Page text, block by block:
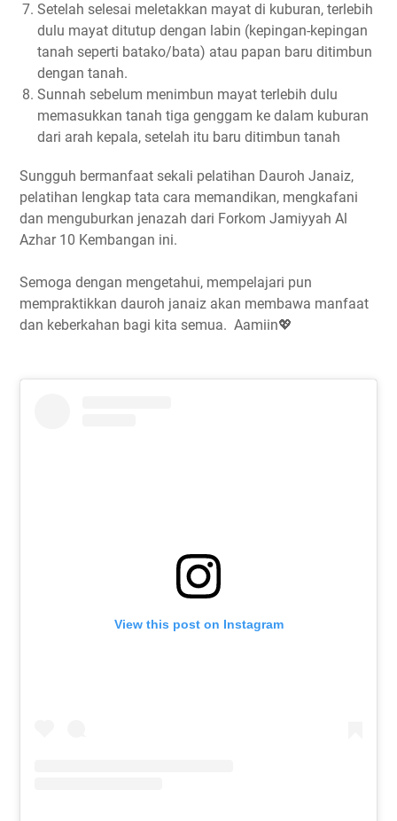
Setelah selesai meletakkan mayat di kuburan, terlebih
dulu mayat ditutup dengan labin (kepingan-kepingan
tanah seperti batako/bata) atau papan baru ditimbun
dengan tanah.
Sunnah sebelum menimbun mayat terlebih dulu
memasukkan tanah tiga genggam ke dalam kuburan
dari arah kepala, setelah itu baru ditimbun tanah
Sungguh bermanfaat sekali pelatihan Dauroh Janaiz,
pelatihan lengkap tata cara memandikan, mengkafani
dan menguburkan jenazah dari Forkom Jamiyyah Al
Azhar 10 Kembangan ini.
Semoga dengan mengetahui, mempelajari pun
mempraktikkan dauroh janaiz akan membawa manfaat
dan keberkahan bagi kita semua. Aamiin💖
View this post on Instagram